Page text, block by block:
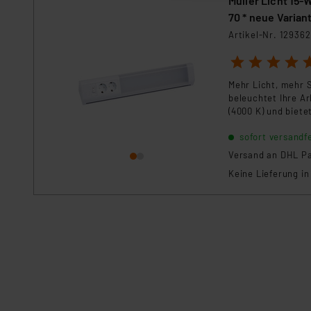
„Einige Drittanbieter
dieser Drittanbieter
Nähere Infos zu diesen
Datenschutz nach EU-
Daten in
Unsere Kooperation mit
Kommission sowie einer
Daten, verbundenen
70 * neue
Artikel-Nr. 129362
1 2 3 4 5
Mehr Licht, mehr
beleuchtet Ihre
(4000 K) und
sofort
Versand an DHL
Keine Lieferung